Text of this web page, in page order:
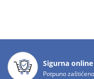
Sigurna
Potpuno